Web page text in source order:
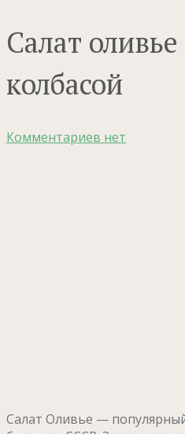
Салат
колбасой
Комментариев нет
Салат Оливье —